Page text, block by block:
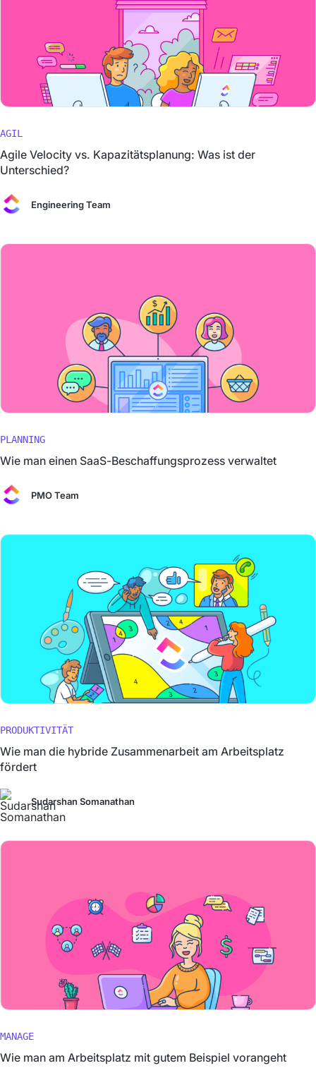
AGIL
Agile Velocity vs. Kapazitätsplanung: Was ist der
Unterschied?
Engineering Team
PLANNING
Wie man einen SaaS-Beschaffungsprozess verwaltet
PMO Team
PRODUKTIVITÄT
Wie man die hybride Zusammenarbeit am Arbeitsplatz
fördert
Sudarshan Somanathan
MANAGE
Wie man am Arbeitsplatz mit gutem Beispiel vorangeht